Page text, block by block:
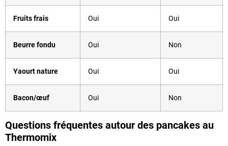
Fruits frais Oui Oui
Beurre fondu Oui Non
Yaourt nature Oui Oui
Bacon/œuf Oui Non
Questions fréquentes autour des pancakes au
Thermomix